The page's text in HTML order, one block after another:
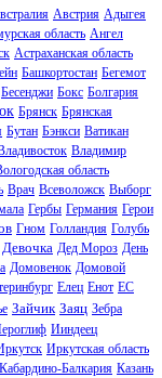
Австрия Адыгея
область Ангел
Астраханская область
Башкортостан Бегемот
Бесенджи Бокс Болгария
Брянск Брянская
Бутан Бэнкси Ватикан
Владимир
область
Врач Всеволожск Выборг
Гербы Германия Герои
Гном Голландия Голубь
Девочка Дед Мороз День
Домовенок Домовой
Елец Енот ЕС
Зайчик Заяц Зебра
Ииндеец
Иркутская область
Кабардино-Балкария Казань